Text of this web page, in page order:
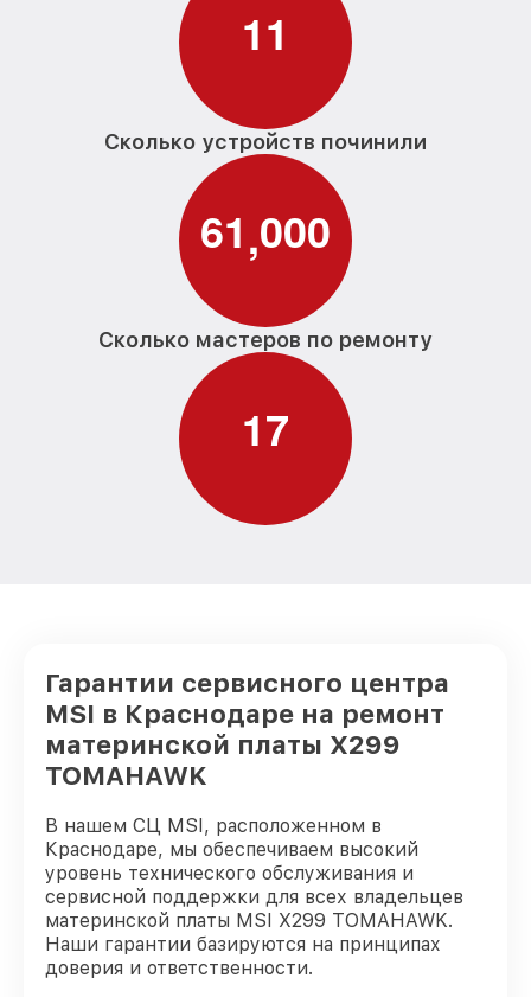
11
Сколько устройств починили
61,000
Сколько мастеров по ремонту
17
Гарантии сервисного центра
MSI в Краснодаре на ремонт
материнской платы X299
TOMAHAWK
В нашем СЦ MSI, расположенном в
Краснодаре, мы обеспечиваем высокий
уровень технического обслуживания и
сервисной поддержки для всех владельцев
материнской платы MSI X299 TOMAHAWK.
Наши гарантии базируются на принципах
доверия и ответственности.